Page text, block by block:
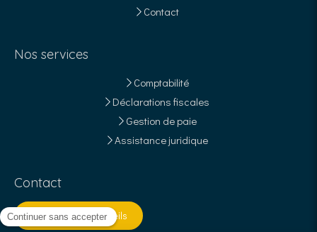
Contact
Nos services
Comptabilité
Déclarations fiscales
Gestion de paie
Assistance juridique
Contact
Contacter SVE Conseils